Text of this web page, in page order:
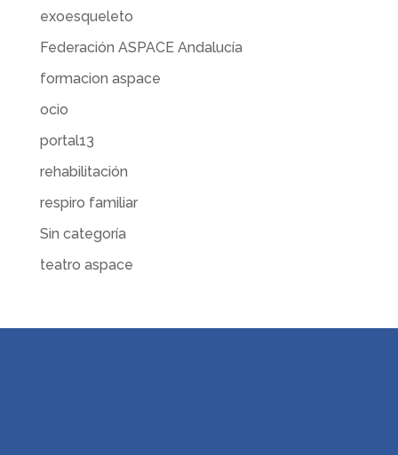
exoesqueleto
Federación ASPACE Andalucía
formacion aspace
ocio
portal13
rehabilitación
respiro familiar
Sin categoría
teatro aspace